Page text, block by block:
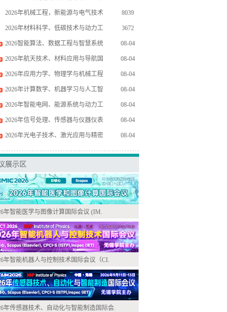
2026年机械工程，新能源与电气技术 8039
2026年材料科学、低碳技术与动力工 3672
2026智能算法、数据工程与智慧系统 08-04
2026年航天技术、材料应用与导航国 08-04
2026年应用力学、物理学与机械工程 08-04
2026年计算数学、机器学习与人工智 08-04
2026年智能电网、能源系统与动力工 08-04
2026年信号处理、传感器与仪器仪表 08-04
2026年光电子技术、激光应用与精密 08-04
展示区
年智能医学与图像计算国际会议 (IM.
年智能机器人与控制技术国际会议（CI.
年传感器技术、自动化与智能制造国际会.